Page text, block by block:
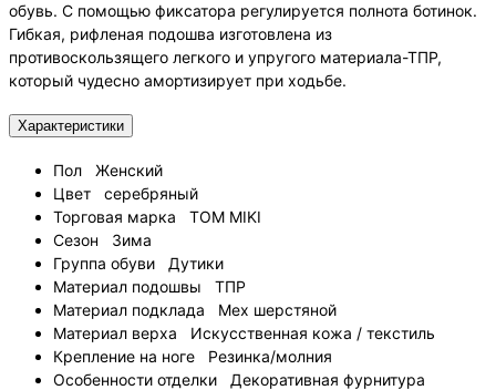
обувь. С помощью фиксатора регулируется полнота ботинок.
Гибкая, рифленая подошва изготовлена из
противоскользящего легкого и упругого материала-ТПР,
который чудесно амортизирует при ходьбе.
Характеристики
Пол
Женский
Цвет
серебряный
Торговая марка
TOM MIKI
Сезон
Зима
Группа обуви
Дутики
Материал подошвы
ТПР
Материал подклада
Мех шерстяной
Материал верха
Искусственная кожа / текстиль
Крепление на ноге
Резинка/молния
Особенности отделки
Декоративная фурнитура